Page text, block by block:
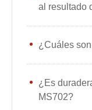
al resultado
¿Cuáles
¿Es
MS702?